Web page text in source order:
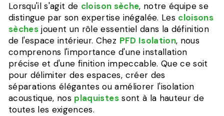
Lorsqu'il s'agit de cloison sèche, notre équipe se
distingue par son expertise inégalée. Les cloisons
sèches jouent un rôle essentiel dans la définition
de l'espace intérieur. Chez PFD Isolation, nous
comprenons l'importance d'une installation
précise et d'une finition impeccable. Que ce soit
pour délimiter des espaces, créer des
séparations élégantes ou améliorer l'isolation
acoustique, nos plaquistessont à la hauteur de
toutes les exigences.